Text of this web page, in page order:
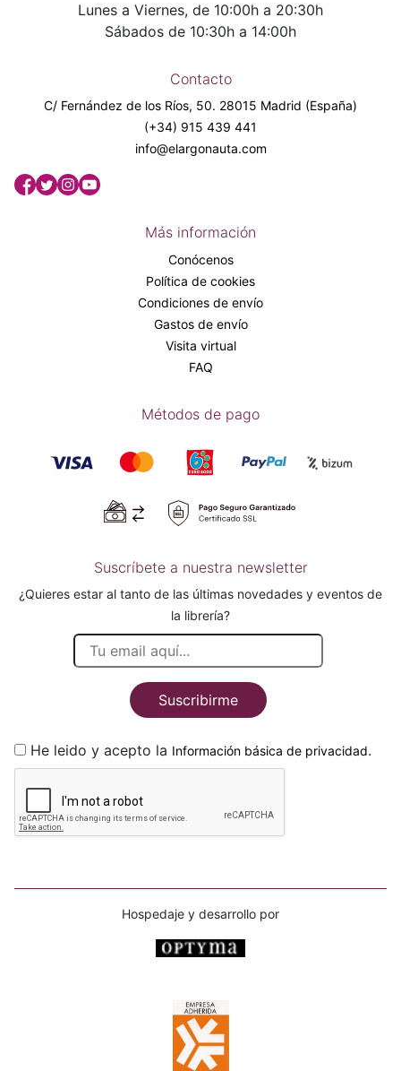
Lunes a Viernes, de 10:00h a 20:30h
Sábados de 10:30h a 14:00h
Contacto
C/ Fernández de los Ríos, 50. 28015 Madrid (España)
(+34) 915 439 441
info@elargonauta.com
Más información
Conócenos
Política de cookies
Condiciones de envío
Gastos de envío
Visita virtual
FAQ
Métodos de pago
Suscríbete a nuestra newsletter
¿Quieres estar al tanto de las últimas novedades y eventos de
la librería?
Suscribirme
He leido y acepto la Información básica de privacidad.
Hospedaje y desarrollo por